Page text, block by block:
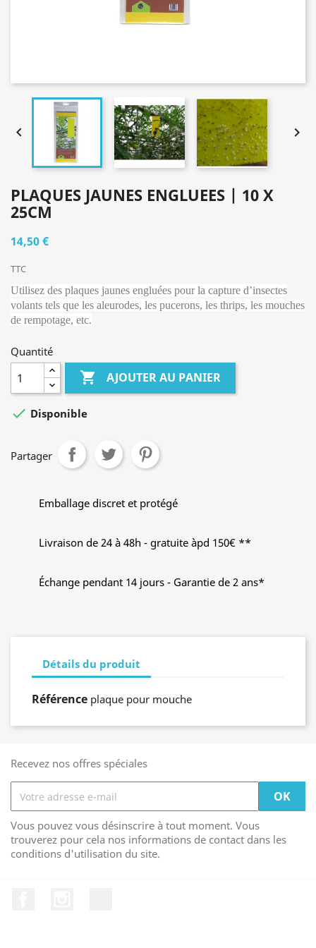
 
PLAQUES JAUNES ENGLUEES | 10 X
25CM
14,50 €
TTC
Utilisez des plaques jaunes engluées pour la capture d’insectes
volants tels que les aleurodes, les pucerons, les thrips, les mouches
de rempotage, etc.
Quantité
 AJOUTER AU PANIER
 Disponible
Partager
Emballage discret et protégé
Livraison de 24 à 48h - gratuite àpd 150€ **
Échange pendant 14 jours - Garantie de 2 ans*
Détails du produit
Référence plaque pour mouche
Recevez nos offres spéciales
Vous pouvez vous désinscrire à tout moment. Vous
trouverez pour cela nos informations de contact dans les
conditions d'utilisation du site.